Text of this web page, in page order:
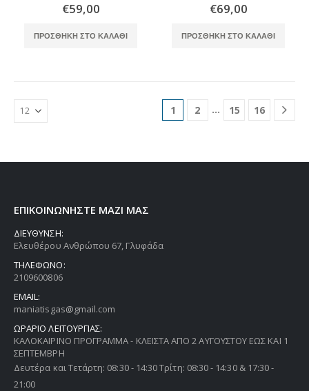
€59,00
ΠΡΟΣΘΉΚΗ ΣΤΟ ΚΑΛΆΘΙ
€69,00
ΠΡΟΣΘΉΚΗ ΣΤΟ ΚΑΛΆΘΙ
1 2 … 15 16
ΕΠΙΚΟΙΝΩΝΗΣΤΕ ΜΑΖΙ ΜΑΣ
ΔΙΕΥΘΥΝΣΗ:
Ελευθέρου Ανθρώπου 67, Γλυφάδα
ΤΗΛΕΦΩΝΟ:
2109600806
EMAIL:
maniatisgas@gmail.com
ΩΡΑΡΙΟ ΛΕΙΤΟΥΡΓΙΑΣ:
ΚΑΛΟΚΑΙΡΙΝΟ ΠΡΟΓΡΑΜΜΑ - ΚΛΕΙΣΤΑ ΑΠΟ 2 ΑΥΓΟΥΣΤΟΥ ΕΩΣ ΚΑΙ 1
ΣΕΠΤΕΜΒΡΗ
Δευτέρα και Τετάρτη: 08:30 - 14:30 Τρίτη: 08:30 - 14:30 & 17:30 -
21:00